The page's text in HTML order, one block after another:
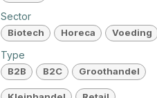
Sector
Biotech Horeca Voeding
Type
B2B B2C Groothandel